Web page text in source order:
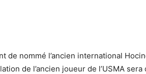
de nommé l’ancien international
de l’ancien joueur de l’USMA